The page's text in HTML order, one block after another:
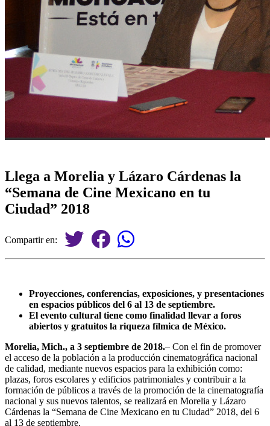
Llega a Morelia y Lázaro Cárdenas la
“Semana de Cine Mexicano en tu
Ciudad” 2018
Compartir en:
Proyecciones, conferencias, exposiciones, y presentaciones
en espacios públicos del 6 al 13 de septiembre.
El evento cultural tiene como finalidad llevar a foros
abiertos y gratuitos la riqueza fílmica de México.
Morelia, Mich., a 3 septiembre de 2018.– Con el fin de promover
el acceso de la población a la producción cinematográfica nacional
de calidad, mediante nuevos espacios para la exhibición como:
plazas, foros escolares y edificios patrimoniales y contribuir a la
formación de públicos a través de la promoción de la cinematografía
nacional y sus nuevos talentos, se realizará en Morelia y Lázaro
Cárdenas la “Semana de Cine Mexicano en tu Ciudad” 2018, del 6
al 13 de septiembre.